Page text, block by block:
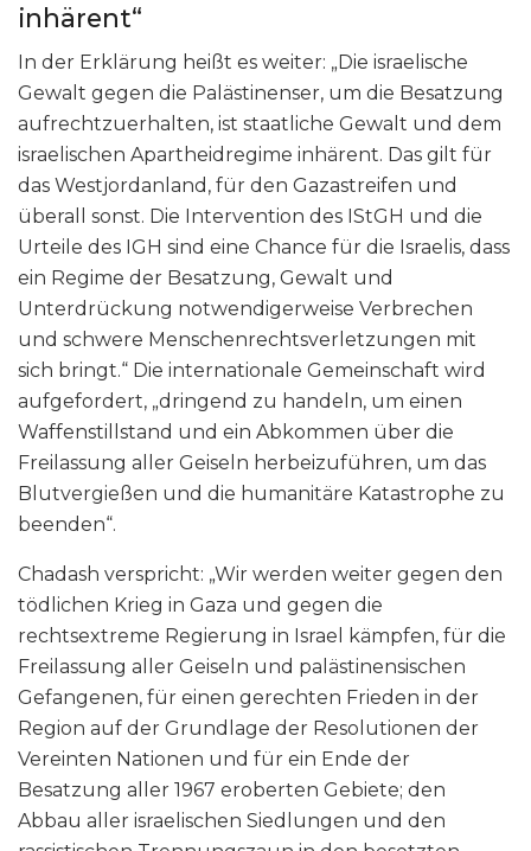
inhärent“
In der Erklärung heißt es weiter: „Die israelische
Gewalt gegen die Palästinenser, um die Besatzung
aufrechtzuerhalten, ist staatliche Gewalt und dem
israelischen Apartheidregime inhärent. Das gilt für
das Westjordanland, für den Gazastreifen und
überall sonst. Die Intervention des IStGH und die
Urteile des IGH sind eine Chance für die Israelis, dass
ein Regime der Besatzung, Gewalt und
Unterdrückung notwendigerweise Verbrechen
und schwere Menschenrechtsverletzungen mit
sich bringt.“ Die internationale Gemeinschaft wird
aufgefordert, „dringend zu handeln, um einen
Waffenstillstand und ein Abkommen über die
Freilassung aller Geiseln herbeizuführen, um das
Blutvergießen und die humanitäre Katastrophe zu
beenden“.
Chadash verspricht: „Wir werden weiter gegen den
tödlichen Krieg in Gaza und gegen die
rechtsextreme Regierung in Israel kämpfen, für die
Freilassung aller Geiseln und palästinensischen
Gefangenen, für einen gerechten Frieden in der
Region auf der Grundlage der Resolutionen der
Vereinten Nationen und für ein Ende der
Besatzung aller 1967 eroberten Gebiete; den
Abbau aller israelischen Siedlungen und den